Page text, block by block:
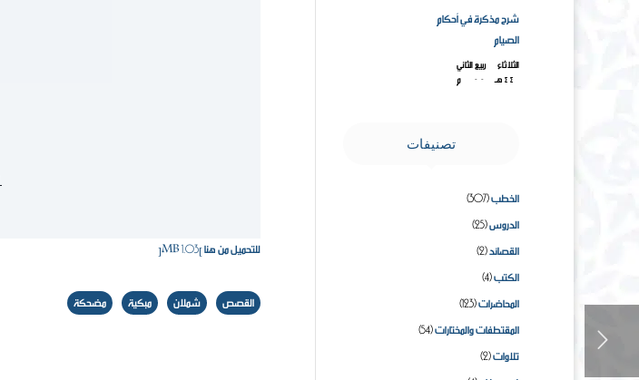
للتحميل من هنا [1.03 MB]
القصص شملان مبكية مضحكة
شرح مذكرة في أحكام
الصيام
الثلاثاء ۱۸ ربيع الثاني
۱٤٤۳هـ ۲۳-۱۱-۲۰۲۱م
تصنيفات
الخطب(307)
الدروس(25)
القصائد(2)
الكتب(4)
المحاضرات(123)
المقتطفات والمختارات(54)
تلاوات(2)